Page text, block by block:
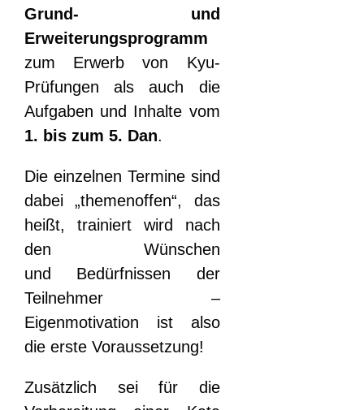
Grund- und
Erweiterungsprogramm
zum Erwerb von Kyu-
Prüfungen als auch die
Aufgaben und Inhalte vom
1. bis zum 5. Dan.
Die einzelnen Termine sind
dabei „themenoffen“, das
heißt, trainiert wird nach
den Wünschen
und Bedürfnissen der
Teilnehmer –
Eigenmotivation ist also
die erste Voraussetzung!
Zusätzlich sei für die